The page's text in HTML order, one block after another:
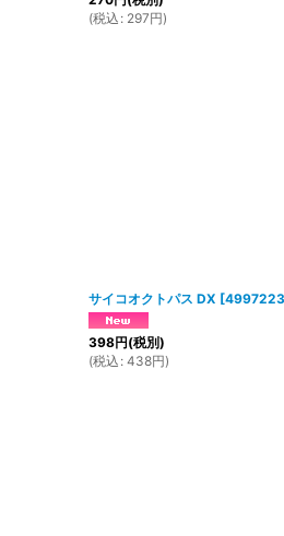
(税込 : 297円)
サイコオクトパス DX [4997223
398円(税別)
(税込 : 438円)